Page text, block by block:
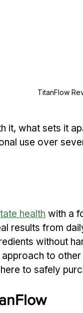
TitanFlow
what sets it
use over
health with a
results from
without
to
to safely